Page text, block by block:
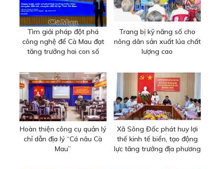
Tìm giải pháp đột phá
công nghệ để Cà Mau đạt
tăng trưởng hai con số
Trang bị kỹ năng số cho
nông dân sản xuất lúa chất
lượng cao
Hoàn thiện công cụ quản lý
chỉ dẫn địa lý “Cá nâu Cà
Mau”
Xã Sông Đốc phát huy lợi
thế kinh tế biển, tạo động
lực tăng trưởng địa phương